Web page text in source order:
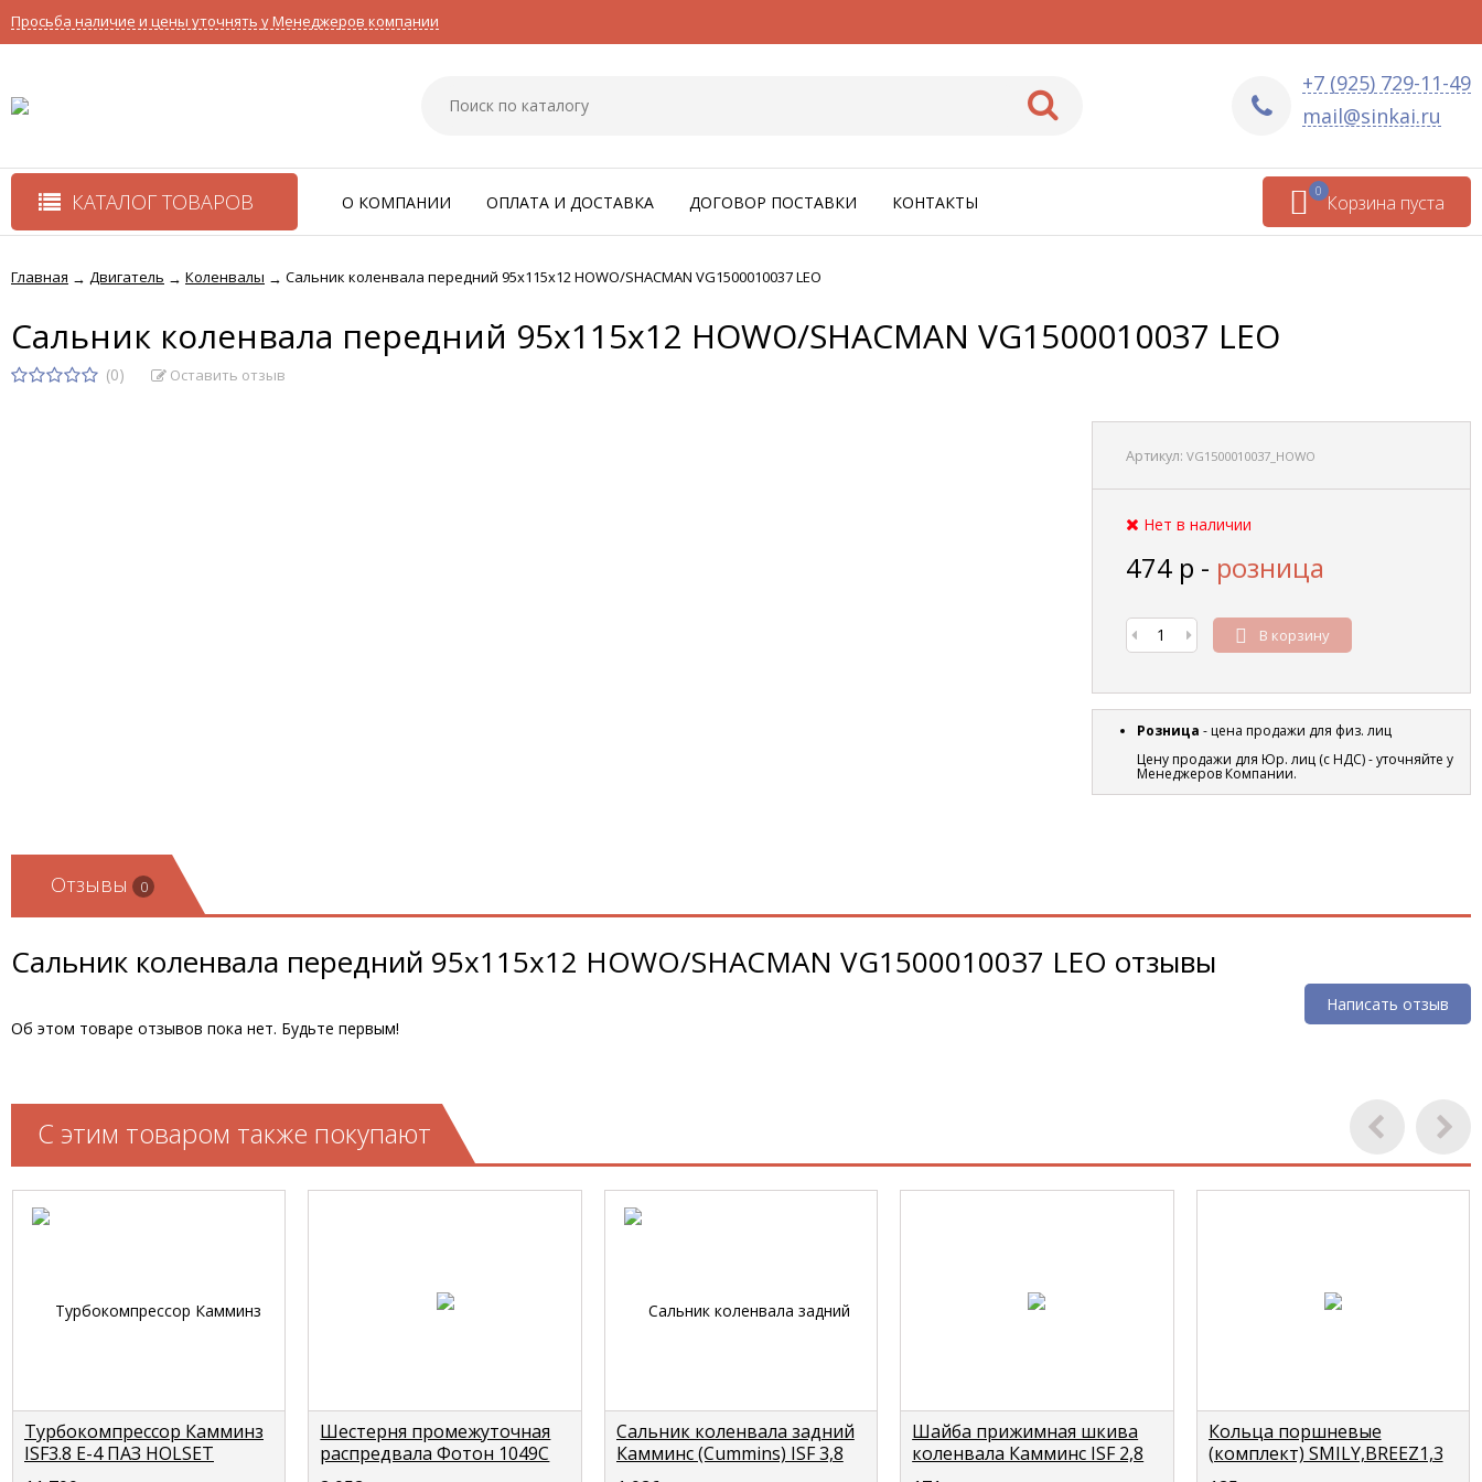
Просьба наличие и цены уточнять у Менеджеров компании
+7 (925) 729-11-49
mail@sinkai.ru
КАТАЛОГ ТОВАРОВ Корзина пуста
0
О КОМПАНИИ ОПЛАТА И ДОСТАВКА ДОГОВОР ПОСТАВКИ КОНТАКТЫ
Главная → Двигатель → Коленвалы → Сальник коленвала передний 95x115x12 HOWO/SHACMAN VG1500010037 LEO
Сальник коленвала передний 95x115x12 HOWO/SHACMAN VG1500010037 LEO
(0) Оставить отзыв
Артикул: VG1500010037_HOWO
Нет в наличии
474 р - розница
В корзину
Розница - цена продажи для физ. лиц
Цену продажи для Юр. лиц (с НДС) - уточняйте у
Менеджеров Компании.
Отзывы 0
Сальник коленвала передний 95x115x12 HOWO/SHACMAN VG1500010037 LEO отзывы
Написать отзыв
Об этом товаре отзывов пока нет. Будьте первым!
С этим товаром также покупают
Турбокомпрессор Камминз
ISF3.8 Е-4 ПАЗ HOLSET
HE200W (5отв.) 3776285 С+
Шестерня промежуточная
распредвала Фотон 1049С
(большая) 37 зубов FOTON
Сальник коленвала задний
Камминс (Cummins) ISF 3,8
ISBe/ISDe 4982415/3925529
Шайба прижимная шкива
коленвала Камминс ISF 2,8
foton CUMMINS 4990384
Кольца поршневые
(комплект) SMILY,BREEZ1,3
LIFAN LF481Q1-100420A